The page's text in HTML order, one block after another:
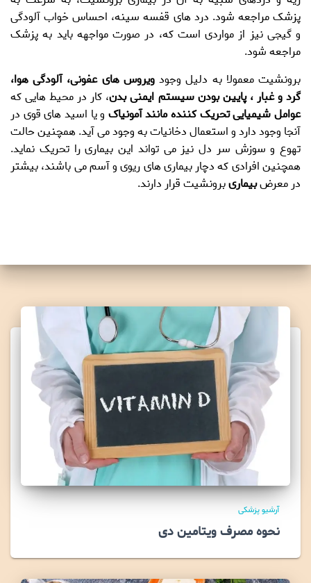
پزشک مراجعه شود. درد های قفسه سینه، احساس خواب آلودگی
و گیجی نیز از مواردی است که، در صورت مواجهه باید به پزشک
مراجعه شود.
برونشیتمعمولا به دلیل وجودویروس های عفونی، آلودگی هوا،
گرد و غبار ، پایین بودن سیستم ایمنی بدن، کار در محیط هایی که
عوامل شیمیایی تحریک کننده مانند آمونیاک و یا اسید های قوی در
آنجا وجود دارد و استعمال دخانیات به وجود می آید. همچنین حالت
تهوع و سوزش سر دل نیز می تواند این بیماری را تحریک نماید.
همچنین افرادی که دچار بیماری های ریوی و آسم می باشند، بیشتر
در معرضبیماریبرونشیتقرار دارند.
آرشیو پزشکی
نحوه مصرف ویتامین دی